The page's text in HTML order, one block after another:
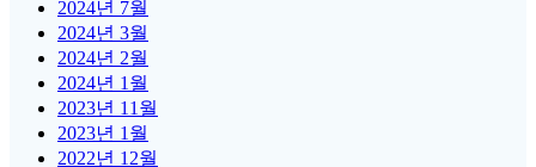
2024년 7월
2024년 3월
2024년 2월
2024년 1월
2023년 11월
2023년 1월
2022년 12월